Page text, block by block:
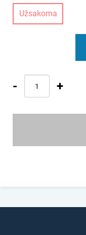
Užsakoma
- +